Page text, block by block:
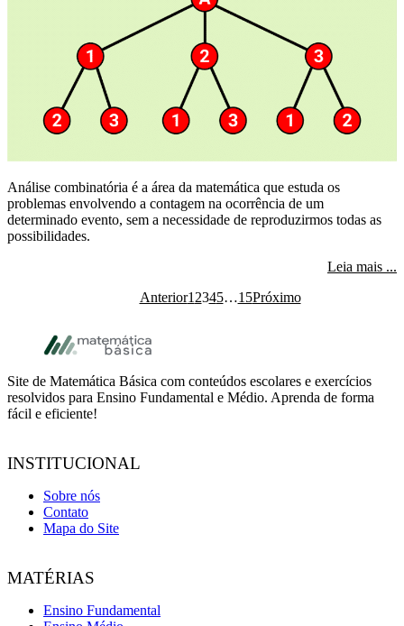
Análise combinatória é a área da matemática que estuda os
problemas envolvendo a contagem na ocorrência de um
determinado evento, sem a necessidade de reproduzirmos todas as
possibilidades.
Leia mais ...
AnteriorPágina
1 Página
2Página
3Página
4Página
5 Interim pages omitted
… Página
15Próximo
Footer
Site de Matemática Básica com conteúdos escolares e exercícios
resolvidos para Ensino Fundamental e Médio. Aprenda de forma
fácil e eficiente!
INSTITUCIONAL
Sobre nós
Contato
Mapa do Site
MATÉRIAS
Ensino Fundamental